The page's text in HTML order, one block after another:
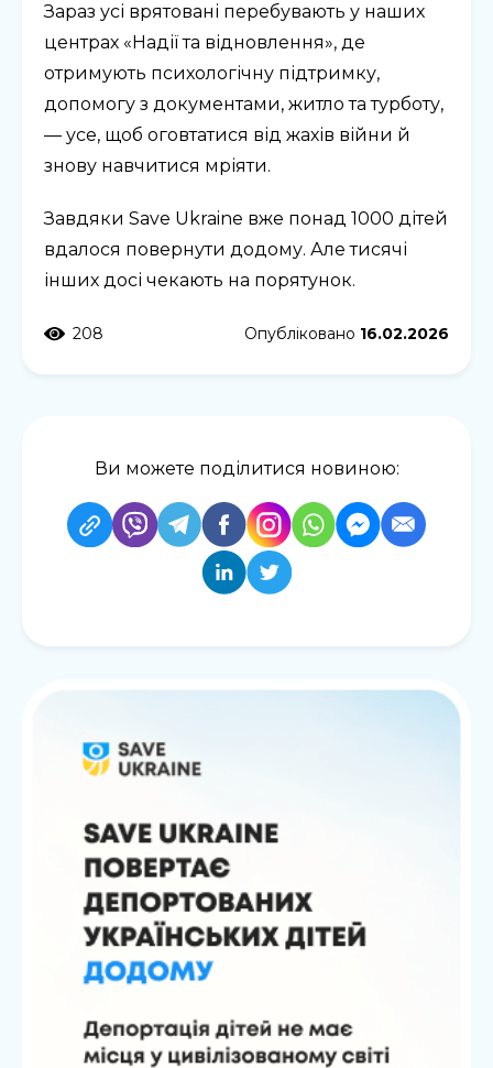
Зараз усі врятовані перебувають у наших
центрах «Надії та відновлення», де
отримують психологічну підтримку,
допомогу з документами, житло та турботу,
— усе, щоб оговтатися від жахів війни й
знову навчитися мріяти.
Завдяки Save Ukraine вже понад 1000 дітей
вдалося повернути додому. Але тисячі
інших досі чекають на порятунок.
208 Опубліковано 16.02.2026
Ви можете поділитися новиною: